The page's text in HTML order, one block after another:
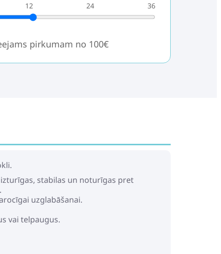
12 24 36
pirkumam no 100€
stabilas un noturīgas pret
uzglabāšanai.
vai telpaugus.